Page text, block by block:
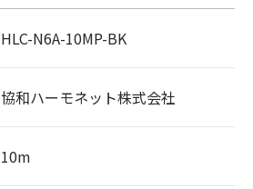
HLC-N6A-10MP-BK
協和ハーモネット株式会社
10m